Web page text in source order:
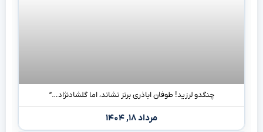
چنگدو لرزید! طوفان اباذری برنز نشاند، اما گلشادنژاد…”
مرداد ۱۸, ۱۴۰۴